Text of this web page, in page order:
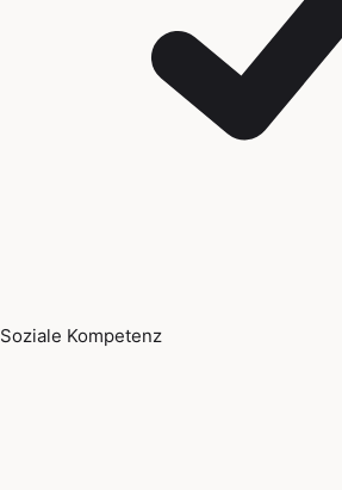
Soziale Kompetenz